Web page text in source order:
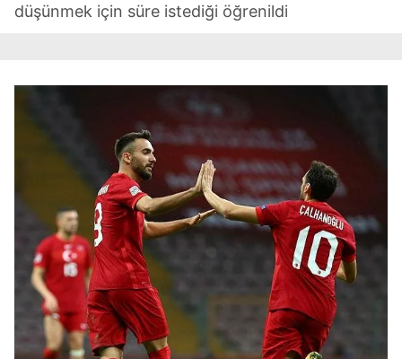
düşünmek için süre istediği öğrenildi